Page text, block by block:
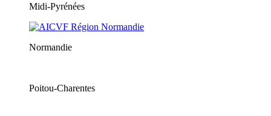
Midi-Pyrénées
Normandie
Poitou-Charentes